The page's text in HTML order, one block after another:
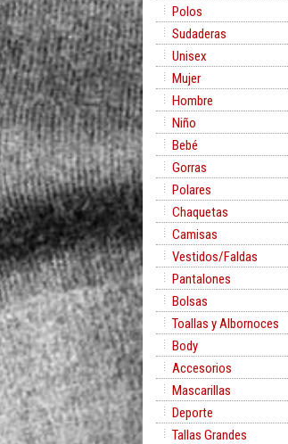
Polos
Sudaderas
Unisex
Mujer
Hombre
Niño
Bebé
Gorras
Polares
Chaquetas
Camisas
Vestidos/Faldas
Pantalones
Bolsas
Toallas y Albornoces
Body
Accesorios
Mascarillas
Deporte
Tallas Grandes